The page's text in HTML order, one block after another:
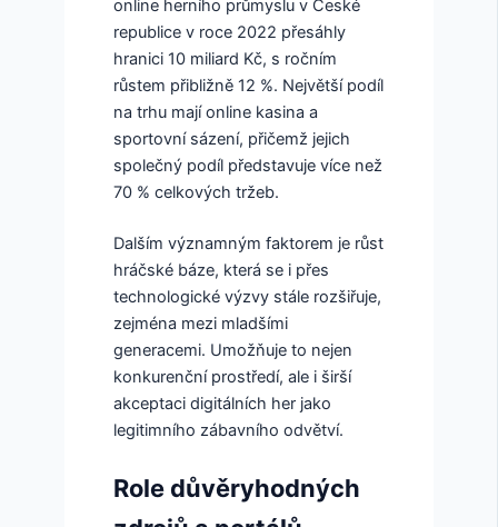
online herního průmyslu v České
republice v roce 2022 přesáhly
hranici10 miliard Kč, s ročním
růstem přibližně 12 %. Největší podíl
na trhu mají online kasina a
sportovní sázení, přičemž jejich
společný podíl představuje více než
70 % celkových tržeb.
Dalším významným faktorem je růst
hráčské báze, která se i přes
technologické výzvy stále rozšiřuje,
zejména mezi mladšími
generacemi. Umožňuje to nejen
konkurenční prostředí, ale i širší
akceptaci digitálních her jako
legitimního zábavního odvětví.
Role důvěryhodných